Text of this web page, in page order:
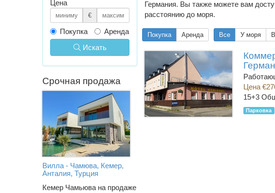
Германия. Вы также можете вам
расстоянию до моря.
Покупка Аренда Все У моря
Цена
15+3
Парковка
Цена
€
Покупка
Аренда
Искать
Срочная продажа
Вилла - Чамюва, Кемер,
Анталия, Турция
Кемер Чамьюва на продаже